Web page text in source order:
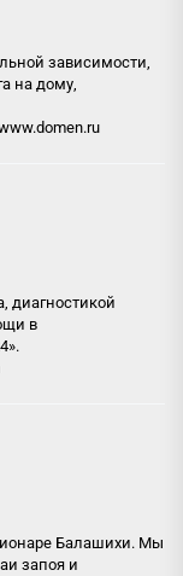
зависимости,
на дому,
диагностикой
в
Балашихи. Мы
запоя и